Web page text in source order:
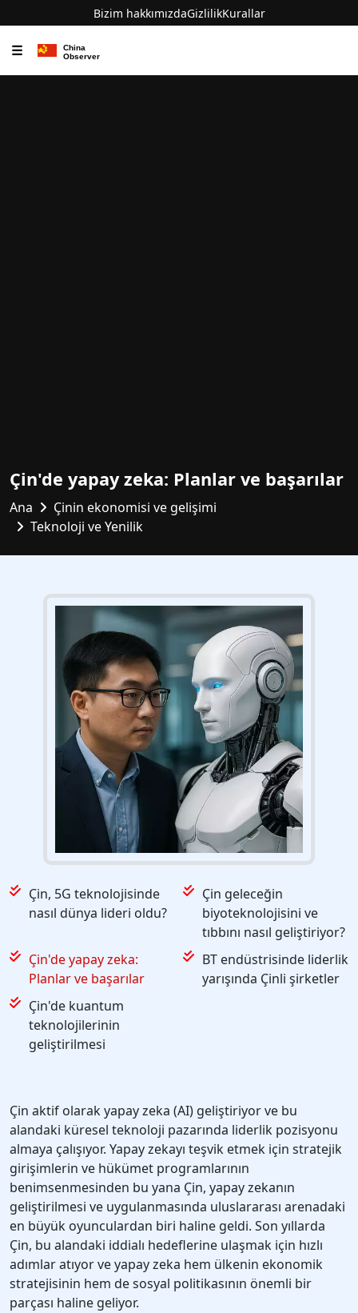
Bizim hakkımızdaGizlilikKurallar
☰
Çin'de yapay zeka: Planlar ve başarılar
Ana
Çinin ekonomisi ve gelişimi
Teknoloji ve Yenilik
Çin, 5G teknolojisinde
nasıl dünya lideri oldu?
Çin geleceğin
biyoteknolojisini ve
tıbbını nasıl geliştiriyor?
Çin'de yapay zeka:
Planlar ve başarılar
BT endüstrisinde liderlik
yarışında Çinli şirketler
Çin'de kuantum
teknolojilerinin
geliştirilmesi
Çin aktif olarak yapay zeka (AI) geliştiriyor ve bu
alandaki küresel teknoloji pazarında liderlik pozisyonu
almaya çalışıyor. Yapay zekayı teşvik etmek için stratejik
girişimlerin ve hükümet programlarının
benimsenmesinden bu yana Çin, yapay zekanın
geliştirilmesi ve uygulanmasında uluslararası arenadaki
en büyük oyunculardan biri haline geldi. Son yıllarda
Çin, bu alandaki iddialı hedeflerine ulaşmak için hızlı
adımlar atıyor ve yapay zeka hem ülkenin ekonomik
stratejisinin hem de sosyal politikasının önemli bir
parçası haline geliyor.